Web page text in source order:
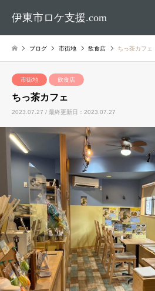
伊東市ロケ支援.com
ブログ 市街地 飲食店 ちっ茶カフェ
市街地 飲食店
ちっ茶カフェ
2023.07.27 / 最終更新日：2023.07.27